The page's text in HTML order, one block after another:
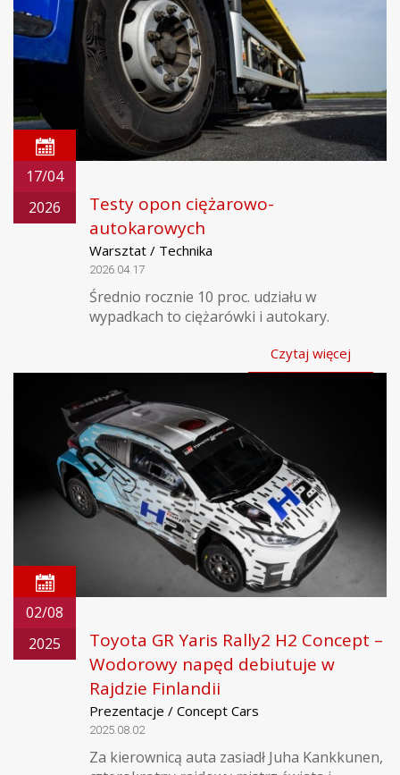
17/04
2026
Testy opon ciężarowo-
autokarowych
Warsztat / Technika
2026.04.17
Średnio rocznie 10 proc. udziału w
wypadkach to ciężarówki i autokary.
Czytaj więcej
02/08
2025
Toyota GR Yaris Rally2 H2 Concept –
Wodorowy napęd debiutuje w
Rajdzie Finlandii
Prezentacje / Concept Cars
2025.08.02
Za kierownicą auta zasiadł Juha Kankkunen,